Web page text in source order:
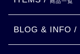
商品一覧
BLOG & INFO /